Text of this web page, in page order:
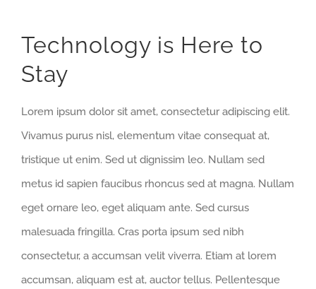
Technology is Here to
Stay
Lorem ipsum dolor sit amet, consectetur adipiscing elit.
Vivamus purus nisl, elementum vitae consequat at,
tristique ut enim. Sed ut dignissim leo. Nullam sed
metus id sapien faucibus rhoncus sed at magna. Nullam
eget ornare leo, eget aliquam ante. Sed cursus
malesuada fringilla. Cras porta ipsum sed nibh
consectetur, a accumsan velit viverra. Etiam at lorem
accumsan, aliquam est at, auctor tellus. Pellentesque